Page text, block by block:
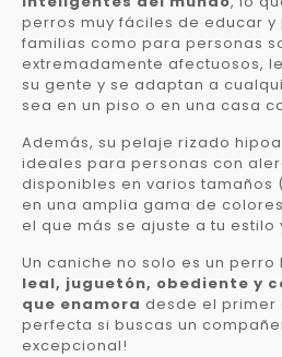
perros muy fáciles de educar
familias como para personas
extremadamente afectuosos,
su gente y se adaptan a
sea en un piso o en una casa
Además, su pelaje rizado
ideales para personas con
disponibles en varios tamaños
en una amplia gama de
el que más se ajuste a tu estilo
Un caniche no solo es un perro
leal, juguetón, obediente y
que enamora desde el primer
perfecta si buscas un
excepcional!